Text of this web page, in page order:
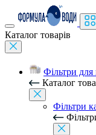
Каталог товарів
Фільтри для
Каталог
Фільтри